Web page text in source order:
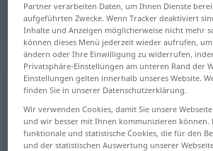
"insister" Deutsch
„insister“: verbe
insister [ɛ̃siste]v/i
Übersicht aller Übersetzungen
(Für mehr Details die Übersetzung
Partner verarbeiten Daten, um Ihnen Dienste
aufgeführten Zwecke. Wenn Tracker deaktiviert
Inhalte und Anzeigen möglicherweise nicht mehr
können dieses Menü jederzeit wieder aufrufen,
ändern oder Ihre Einwilligung zu widerrufen,
Privatsphäre-Einstellungen am unteren Rand der
Einstellungen gelten innerhalb unseres Website.
finden Sie in unserer Datenschutzerklärung.
Wir verwenden Cookies, damit Sie unsere
und wir besser mit Ihnen kommunizieren können.
funktionale und statistische Cookies, die für den
und der statistischen Auswertung unserer